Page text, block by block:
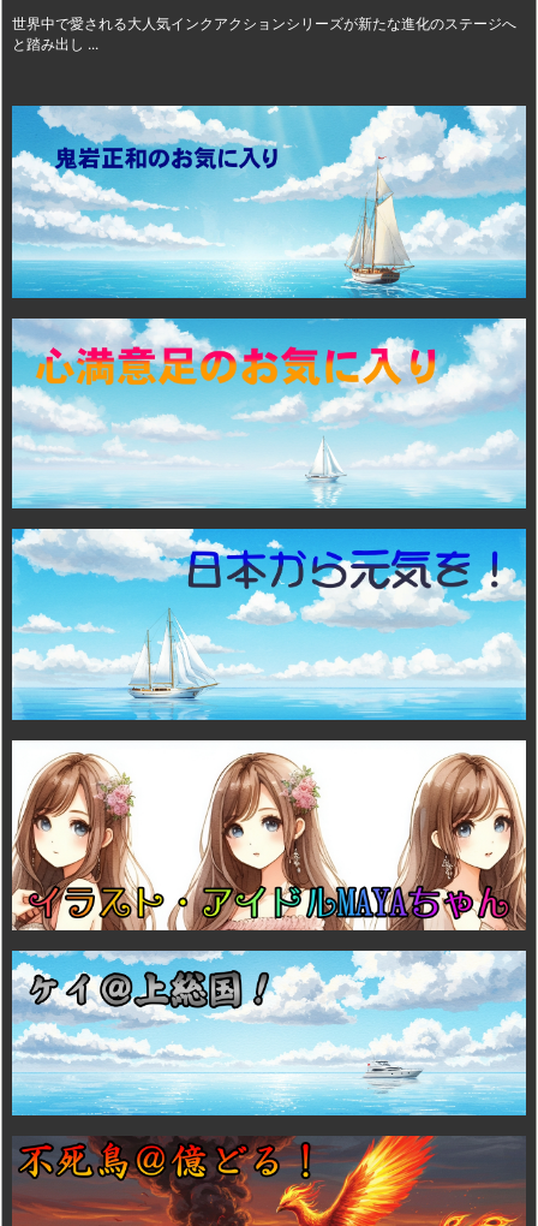
世界中で愛される大人気インクアクションシリーズが新たな進化のステージへ
と踏み出し ...